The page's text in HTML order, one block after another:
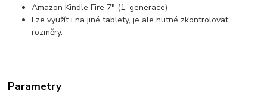
Amazon Kindle Fire 7" (1. generace)
Lze využít i na jiné tablety, je ale nutné zkontrolovat
rozměry.
Parametry